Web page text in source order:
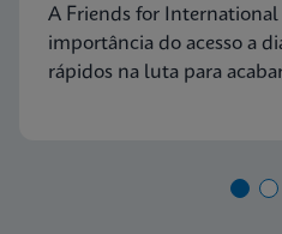
A Friends for International
importância do acesso a
rápidos na luta para